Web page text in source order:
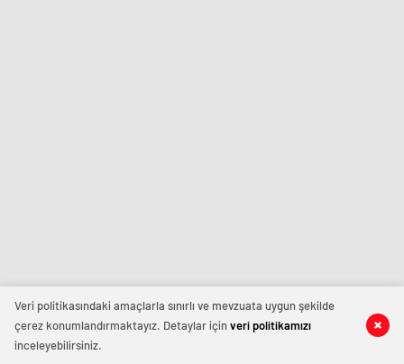
Veri politikasındaki amaçlarla sınırlı ve mevzuata uygun şekilde
çerez konumlandırmaktayız. Detaylar içinveri politikamızı
inceleyebilirsiniz.